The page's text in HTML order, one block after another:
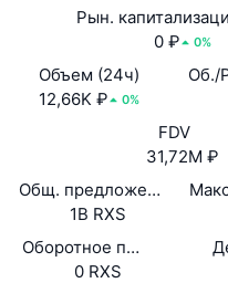
Рын.
0 ₽
0%
Объем (24ч)
12,66K ₽
0%
Об./
FDV
31,72M ₽
Общ. предложение
1B RXS
Оборотное
0 RXS